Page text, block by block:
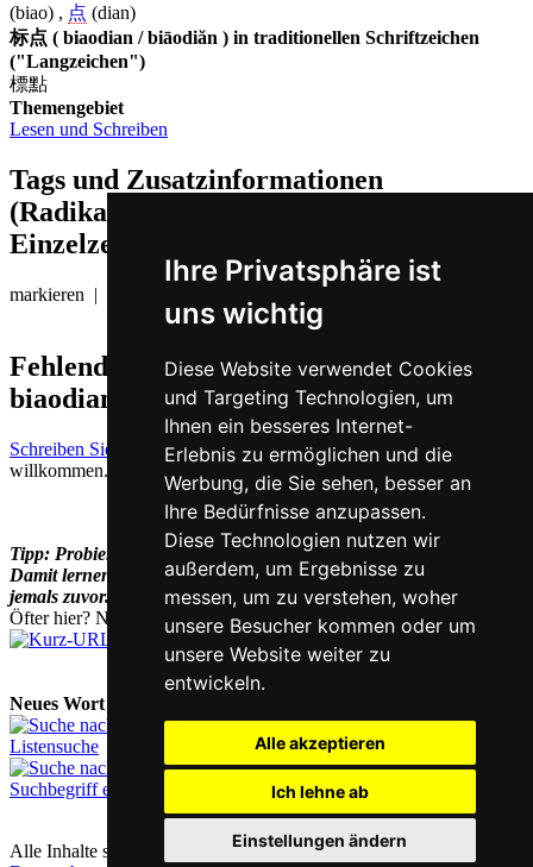
Ihre Privatsphäre ist
uns wichtig
Diese Website verwendet Cookies
und Targeting Technologien, um
Ihnen ein besseres Internet-
Erlebnis zu ermöglichen und die
Werbung, die Sie sehen, besser an
Ihre Bedürfnisse anzupassen.
Diese Technologien nutzen wir
außerdem, um Ergebnisse zu
messen, um zu verstehen, woher
unsere Besucher kommen oder um
unsere Website weiter zu
entwickeln.
Alle akzeptieren
Ich lehne ab
Einstellungen ändern
(biao) , 点 (dian)
标点 ( biaodian / biāodiăn ) in traditionellen Schriftzeichen
("Langzeichen")
標點
Themengebiet
Lesen und Schreiben
Tags und Zusatzinformationen
(Radikale, Bedeutungen von
Einzelzeichen, Komposita etc.)
markieren | Tropfen
Fehlende oder falsche Übersetzung für
biaodian auf Deutsch melden
Schreiben Sie uns!
Ihr Feedback und konstruktive Kritik sind stets
willkommen.
Tipp: Probieren Sie auch unsereChinesisch-Lernsoftware
Damit lernen Sie die Schriftzeichen schneller und gründlicher als
jemals zuvor.
Öfter hier? Nutzen Sie unsereKurz-URL chi.nesis.ch
Neues Wort nachschlagen:
Listensuche
Suchbegriff eingeben
Alle Inhalte sind urheberrechtlich geschützt | Kontakt & Impressum